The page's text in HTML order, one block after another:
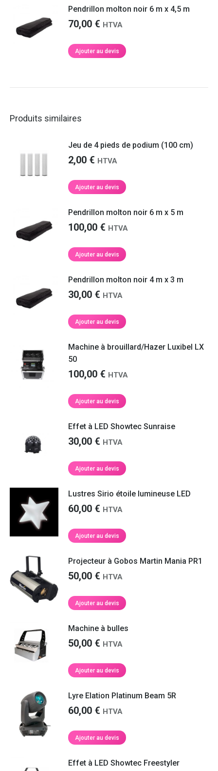
Pendrillon molton noir 6 m x 4,5 m
70,00 € HTVA
Ajouter au devis
Produits similaires
Jeu de 4 pieds de podium (100 cm)
2,00 € HTVA
Ajouter au devis
Pendrillon molton noir 6 m x 5 m
100,00 € HTVA
Ajouter au devis
Pendrillon molton noir 4 m x 3 m
30,00 € HTVA
Ajouter au devis
Machine à brouillard/Hazer Luxibel LX
50
100,00 € HTVA
Ajouter au devis
Effet à LED Showtec Sunraise
30,00 € HTVA
Ajouter au devis
Lustres Sirio étoile lumineuse LED
60,00 € HTVA
Ajouter au devis
Projecteur à Gobos Martin Mania PR1
50,00 € HTVA
Ajouter au devis
Machine à bulles
50,00 € HTVA
Ajouter au devis
Lyre Elation Platinum Beam 5R
60,00 € HTVA
Ajouter au devis
Effet à LED Showtec Freestyler